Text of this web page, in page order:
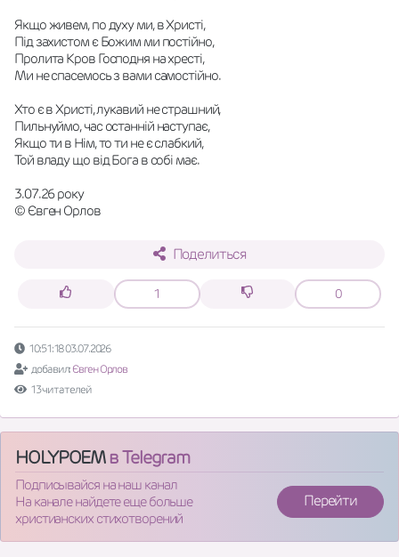
Якщо живем, по духу ми, в Христі,
Під захистом є Божим ми постійно,
Пролита Кров Господня на хресті,
Ми не спасемось з вами самостійно.
Хто є в Христі, лукавий не страшний,
Пильнуймо, час останній наступає,
Якщо ти в Нім, то ти не є слабкий,
Той владу що від Бога в собі має.
3.07.26 року
© Євген Орлов
Поделиться
1 0
10:51:18 03.07.2026
добавил: Євген Орлов
13 читателей
HOLYPOEMв Telegram
Подписывайся на наш канал
На канале найдете еще больше
христианских стихотворений
Перейти